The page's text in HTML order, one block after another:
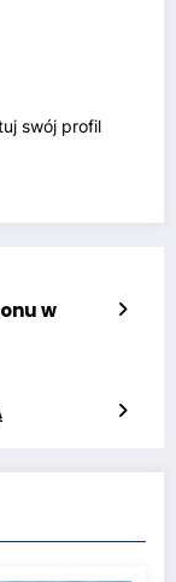
swój profil
w